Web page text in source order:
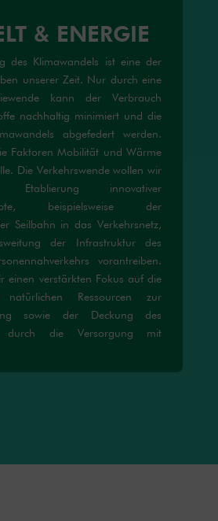
& ENERGIE
des Klimawandels ist eine der
unserer Zeit. Nur durch eine
kann der Verbrauch
nachhaltig minimiert und die
abgefedert werden.
Faktoren Mobilität und Wärme
Die Verkehrswende wollen wir
innovativer
beispielsweise der
Seilbahn in das Verkehrsnetz,
der Infrastruktur des
vorantreiben.
einen verstärkten Fokus auf die
Ressourcen zur
sowie der Deckung des
durch die Versorgung mit